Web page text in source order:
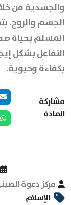
والجسدية من
الجسم والروح.
المسلم بحياة
التفاعل بشكل
بكفاءة وحيوية.
مشاركة
المادة
مركز دعوة
الإسلام